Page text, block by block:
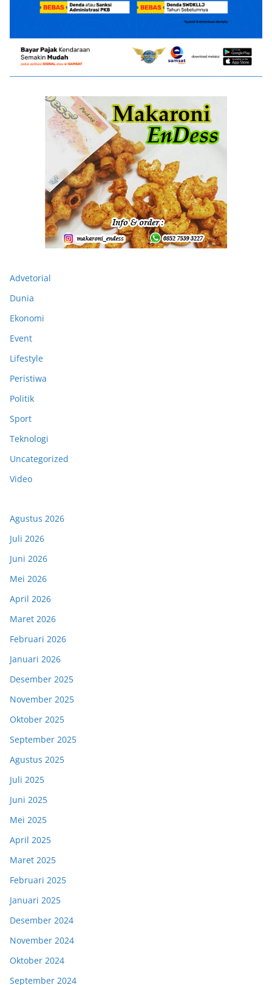
Advetorial
Dunia
Ekonomi
Event
Lifestyle
Peristiwa
Politik
Sport
Teknologi
Uncategorized
Video
Agustus 2026
Juli 2026
Juni 2026
Mei 2026
April 2026
Maret 2026
Februari 2026
Januari 2026
Desember 2025
November 2025
Oktober 2025
September 2025
Agustus 2025
Juli 2025
Juni 2025
Mei 2025
April 2025
Maret 2025
Februari 2025
Januari 2025
Desember 2024
November 2024
Oktober 2024
September 2024